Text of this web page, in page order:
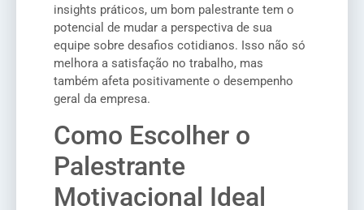
insights práticos, um bom palestrante tem o
potencial de mudar a perspectiva de sua
equipe sobre desafios cotidianos. Isso não só
melhora a satisfação no trabalho, mas
também afeta positivamente o desempenho
geral da empresa.
Como Escolher o
Palestrante
Motivacional Ideal